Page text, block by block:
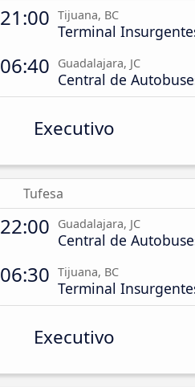
21:00 Tijuana, BC
Terminal
06:40 Guadalajara, JC
Central de
Executivo
Tufesa
22:00 Guadalajara, JC
Central de
06:30 Tijuana, BC
Terminal
Executivo